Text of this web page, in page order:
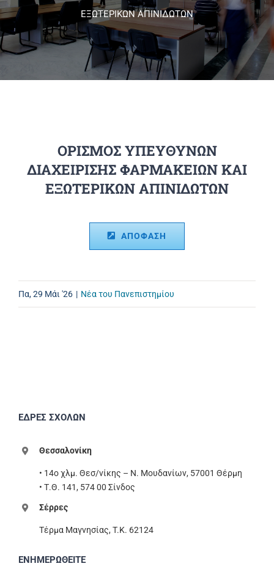
Πανεπιστημιακές Μονάδες
ΕΞΩΤΕΡΙΚΩΝ ΑΠΙΝΙΔΩΤΩΝ
ΟΡΙΣΜΟΣ ΥΠΕΥΘΥΝΩΝ
ΔΙΑΧΕΙΡΙΣΗΣ ΦΑΡΜΑΚΕΙΩΝ ΚΑΙ
ΕΞΩΤΕΡΙΚΩΝ ΑΠΙΝΙΔΩΤΩΝ
ΑΠΟΦΑΣΗ
Πα, 29 Μάι '26 | Νέα του Πανεπιστημίου
ΕΔΡΕΣ ΣΧΟΛΩΝ
Θεσσαλονίκη
• 14ο χλμ. Θεσ/νίκης – Ν. Μουδανίων, 57001 Θέρμη
• Τ.Θ. 141, 574 00 Σίνδος
Σέρρες
Τέρμα Μαγνησίας, T.K. 62124
ΕΝΗΜΕΡΩΘΕΙΤΕ